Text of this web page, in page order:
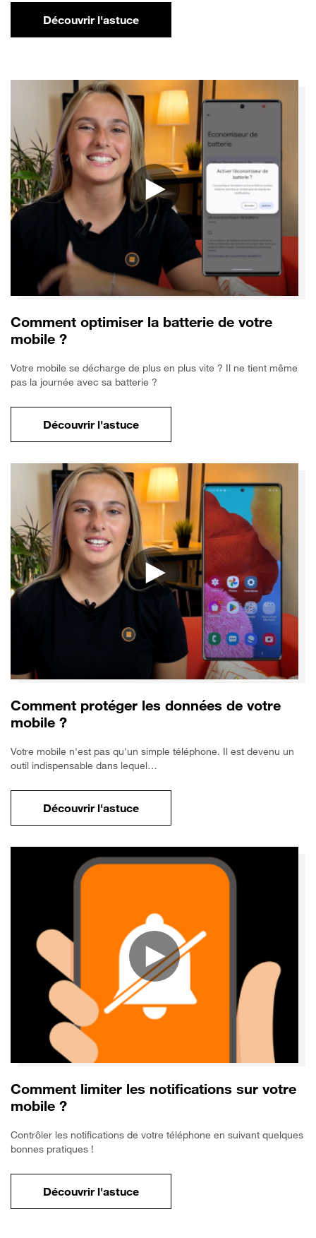
Découvrir l'astucepour Comment libérer de l'espace sur
Comment optimiser la batterie de votre
mobile ?
Votre mobile se décharge de plus en plus vite ? Il ne tient même
pas la journée avec sa batterie ?
Découvrir l'astucepour Comment optimiser la batterie de
Comment protéger les données de votre
mobile ?
Votre mobile n'est pas qu'un simple téléphone. Il est devenu un
outil indispensable dans lequel…
Découvrir l'astucepour Comment protéger les données de
Comment limiter les notifications sur votre
mobile ?
Contrôler les notifications de votre téléphone en suivant quelques
bonnes pratiques !
Découvrir l'astucepour Comment limiter les notifications